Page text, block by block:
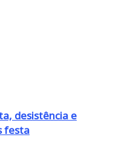
desistência e
festa